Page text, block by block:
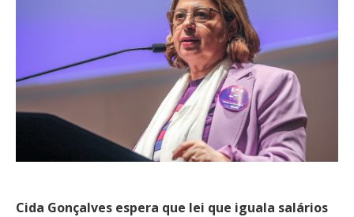
Cida Gonçalves espera que lei que iguala salários